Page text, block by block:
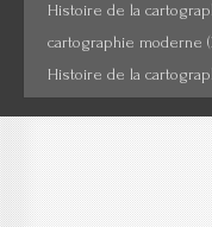
Histoire de la
cartographie moderne
Histoire de la